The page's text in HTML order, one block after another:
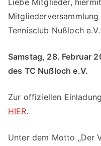
Liebe Mitglieder,
Tennisclub Nußloch
Samstag, 28. Februar
des TC Nußloch e.V.
Zur offiziellen
HIER.
Unter dem Motto „Der